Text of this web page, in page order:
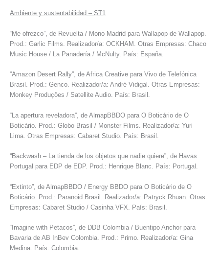
Ambiente y sustentabilidad – ST1
“Me ofrezco”, de Revuelta / Mono Madrid para Wallapop de Wallapop.
Prod.: Garlic Films. Realizador/a: OCKHAM. Otras Empresas: Chaco
Music House / La Panadería / McNulty. País: España.
“Amazon Desert Rally”, de Africa Creative para Vivo de Telefónica
Brasil. Prod.: Genco. Realizador/a: André Vidigal. Otras Empresas:
Monkey Produções / Satellite Audio. País: Brasil.
“La apertura reveladora”, de AlmapBBDO para O Boticário de O
Boticário. Prod.: Globo Brasil / Monster Films. Realizador/a: Yuri
Lima. Otras Empresas: Cabaret Studio. País: Brasil.
“Backwash – La tienda de los objetos que nadie quiere”, de Havas
Portugal para EDP de EDP. Prod.: Henrique Blanc. País: Portugal.
“Extinto”, de AlmapBBDO / Energy BBDO para O Boticário de O
Boticário. Prod.: Paranoid Brasil. Realizador/a: Patryck Rhuan. Otras
Empresas: Cabaret Studio / Casinha VFX. País: Brasil.
“Imagine with Petacos”, de DDB Colombia / Buentipo Anchor para
Bavaria de AB InBev Colombia. Prod.: Primo. Realizador/a: Gina
Medina. País: Colombia.